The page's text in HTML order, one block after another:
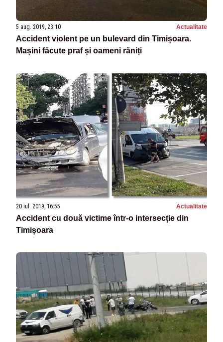
5 aug. 2019, 23:10 Actualitate
Accident violent pe un bulevard din Timișoara.
Mașini făcute praf și oameni răniți
20 iul. 2019, 16:55 Actualitate
Accident cu două victime într-o intersecție din
Timișoara